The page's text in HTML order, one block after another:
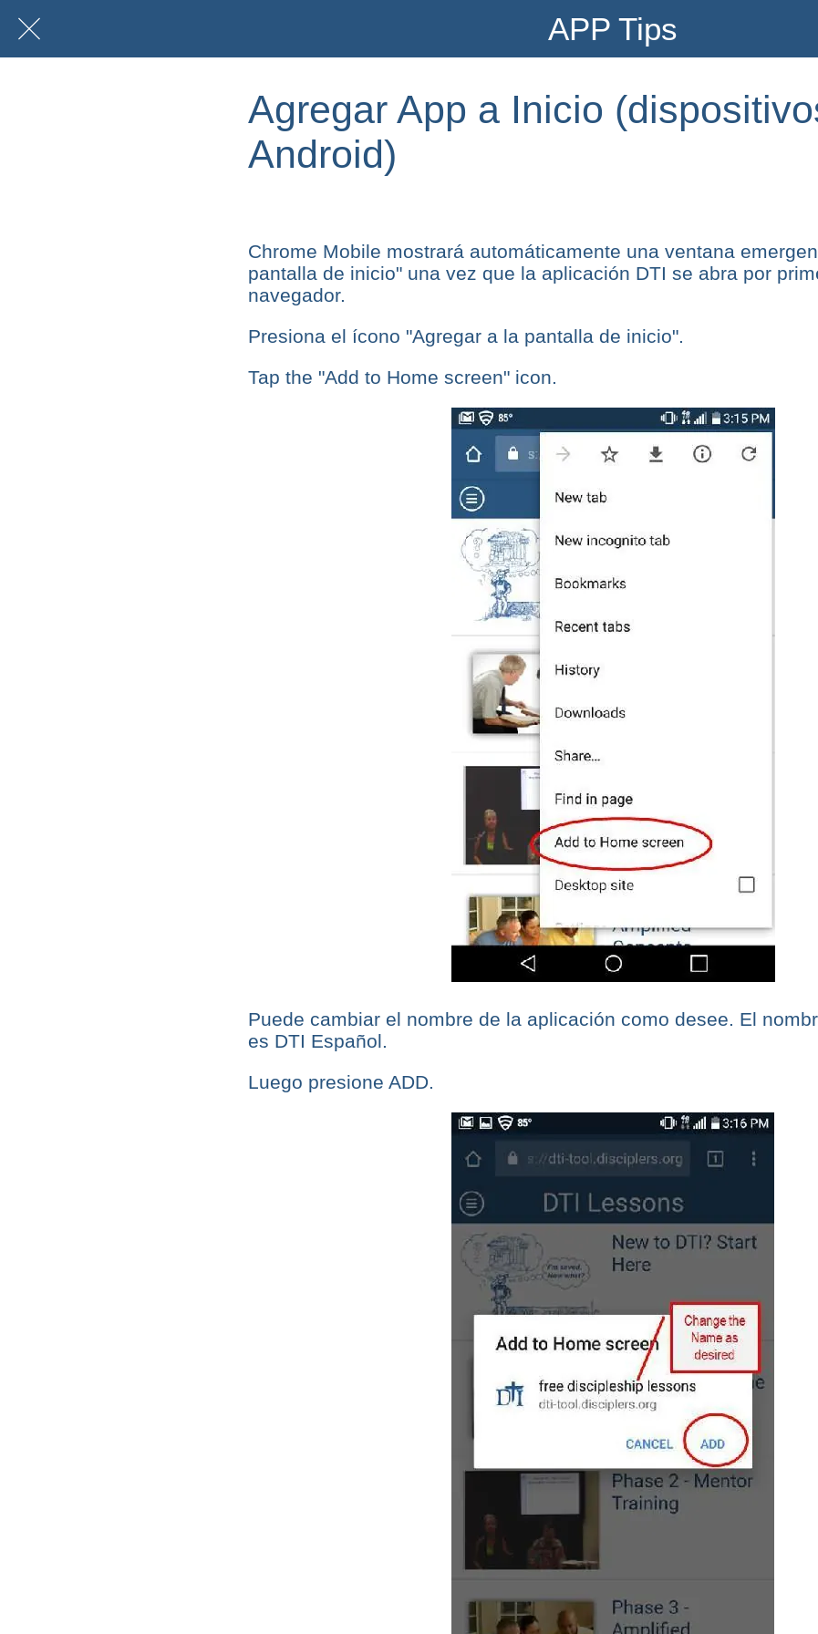
APP Tips
Agregar App a Inicio
Android)
Chrome Mobile mostrará automáticamente una ventana
pantalla de inicio" una vez que la aplicación DTI se abra por
navegador.
Presiona el ícono "Agregar a la pantalla de inicio".
Tap the "Add to Home screen" icon.
Puede cambiar el nombre de la aplicación como desee. El
es DTI Español.
Luego presione ADD.